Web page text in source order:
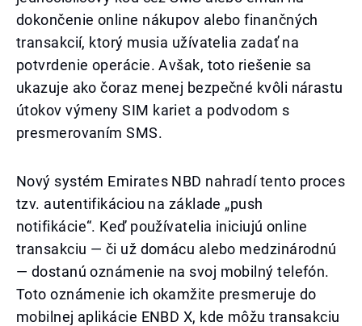
dokončenie online nákupov alebo finančných
transakcií, ktorý musia užívatelia zadať na
potvrdenie operácie. Avšak, toto riešenie sa
ukazuje ako čoraz menej bezpečné kvôli nárastu
útokov výmeny SIM kariet a podvodom s
presmerovaním SMS.
Nový systém Emirates NBD nahradí tento proces
tzv. autentifikáciou na základe „push
notifikácie“. Keď používatelia iniciujú online
transakciu — či už domácu alebo medzinárodnú
— dostanú oznámenie na svoj mobilný telefón.
Toto oznámenie ich okamžite presmeruje do
mobilnej aplikácie ENBD X, kde môžu transakciu